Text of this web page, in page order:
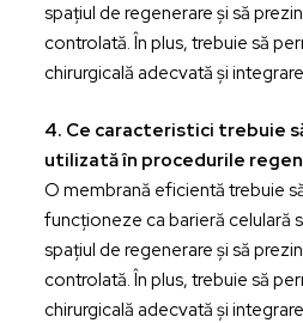
spațiul de regenerare și să
controlată. În plus, trebuie să
chirurgicală adecvată și
4. Ce caracteristici trebuie
utilizată în procedurile
O membrană eficientă trebuie
funcționeze ca barieră celulară
spațiul de regenerare și să
controlată. În plus, trebuie să
chirurgicală adecvată și